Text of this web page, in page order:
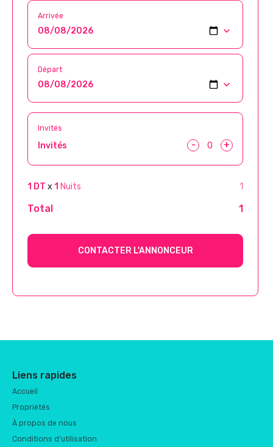
Arrivée
Départ
Invités
Invités - +
1 DT x 1 Nuits 1
Total 1
CONTACTER L'ANNONCEUR
Liens rapides
Accueil
Propriétés
À propos de nous
Conditions d'utilisation